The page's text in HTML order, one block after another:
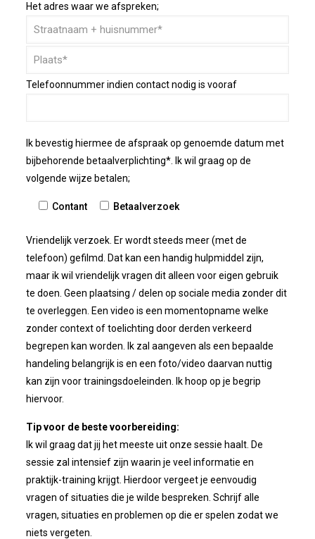
Het adres waar we afspreken;
Telefoonnummer indien contact nodig is vooraf
Ik bevestig hiermee de afspraak op genoemde datum met
bijbehorende betaalverplichting*. Ik wil graag op de
volgende wijze betalen;
Contant Betaalverzoek
Vriendelijk verzoek. Er wordt steeds meer (met de
telefoon) gefilmd. Dat kan een handig hulpmiddel zijn,
maar ik wil vriendelijk vragen dit alleen voor eigen gebruik
te doen. Geen plaatsing / delen op sociale media zonder dit
te overleggen. Een video is een momentopname welke
zonder context of toelichting door derden verkeerd
begrepen kan worden. Ik zal aangeven als een bepaalde
handeling belangrijk is en een foto/video daarvan nuttig
kan zijn voor trainingsdoeleinden. Ik hoop op je begrip
hiervoor.
Tip voor de beste voorbereiding:
Ik wil graag dat jij het meeste uit onze sessie haalt. De
sessie zal intensief zijn waarin je veel informatie en
praktijk-training krijgt. Hierdoor vergeet je eenvoudig
vragen of situaties die je wilde bespreken. Schrijf alle
vragen, situaties en problemen op die er spelen zodat we
niets vergeten.